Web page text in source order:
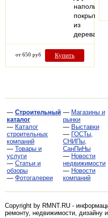
напольных
покрытий
из
дерева
от 650 руб Купить
— Строительный
каталог
— Каталог
строительных
компаний
— Товары и
услуги
— Статьи и
обзоры
— Фотогалереи
— Магазины и
рынки
— Выставки
— ГОСТы,
СНИПы,
СанПиНы
— Новости
недвижимости
— Новости
компаний
Copyright by RMNT.RU -
ремонту, недвижимости, дизайну